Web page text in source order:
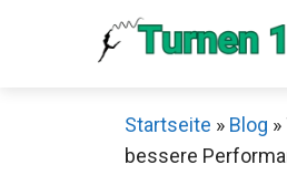
Startseite » Blog »
bessere